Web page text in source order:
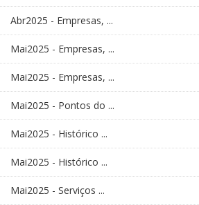
Abr2025 - Empresas, ...
Mai2025 - Empresas, ...
Mai2025 - Empresas, ...
Mai2025 - Pontos do ...
Mai2025 - Histórico ...
Mai2025 - Histórico ...
Mai2025 - Serviços ...